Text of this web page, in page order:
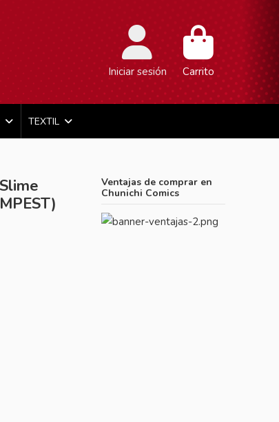
Iniciar sesión Carrito
TEXTIL
Ventajas de comprar en
Chunichi Comics